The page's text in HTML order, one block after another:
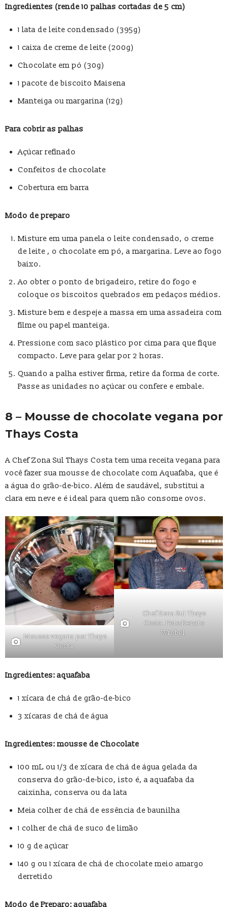
Ingredientes (rende 10 palhas cortadas de 5 cm)
1 lata de leite condensado (395g)
1 caixa de creme de leite (200g)
Chocolate em pó (30g)
1 pacote de biscoito Maisena
Manteiga ou margarina (12g)
Para cobrir as palhas
Açúcar refinado
Confeitos de chocolate
Cobertura em barra
Modo de preparo
Misture em uma panela o leite condensado, o creme
de leite , o chocolate em pó, a margarina. Leve ao fogo
baixo.
Ao obter o ponto de brigadeiro, retire do fogo e
coloque os biscoitos quebrados em pedaços médios.
Misture bem e despeje a massa em uma assadeira com
filme ou papel manteiga.
Pressione com saco plástico por cima para que fique
compacto. Leve para gelar por 2 horas.
Quando a palha estiver firma, retire da forma de corte.
Passe as unidades no açúcar ou confere e embale.
8 – Mousse de chocolate vegana por
Thays Costa
A Chef Zona Sul Thays Costa tem uma receita vegana para
você fazer sua mousse de chocolate com Aquafaba, que é
a água do grão-de-bico. Além de saudável, substitui a
clara em neve e é ideal para quem não consome ovos.
Mousse vegana por Thays
Costa.
Chef Zona Sul Thays
Costa. Foto:Renato
Wrobel.
Ingredientes: aquafaba
1 xícara de chá de grão-de-bico
3 xícaras de chá de água
Ingredientes: mousse de Chocolate
100 mL ou 1/3 de xícara de chá de água gelada da
conserva do grão-de-bico, isto é, a aquafaba da
caixinha, conserva ou da lata
Meia colher de chá de essência de baunilha
1 colher de chá de suco de limão
10 g de açúcar
140 g ou 1 xícara de chá de chocolate meio amargo
derretido
Modo de Preparo: aquafaba